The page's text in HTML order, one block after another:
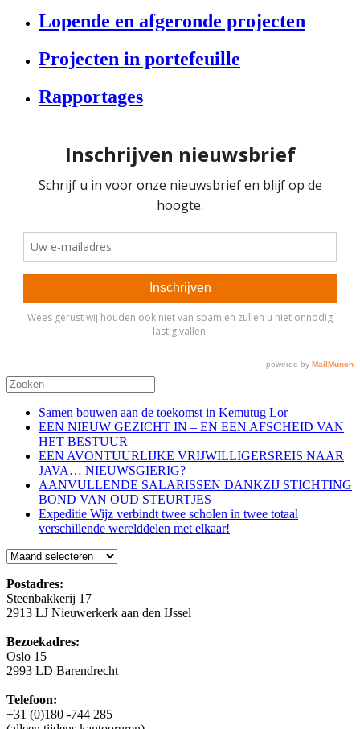
Lopende en afgeronde projecten
Projecten in portefeuille
Rapportages
Samen bouwen aan de toekomst in Kemutug Lor
EEN NIEUW GEZICHT IN – EN EEN AFSCHEID VAN
HET BESTUUR
EEN AVONTUURLIJKE VRIJWILLIGERSREIS NAAR
JAVA… NIEUWSGIERIG?
AANVULLENDE SALARISSEN DANKZIJ STICHTING
BOND VAN OUD STEURTJES
Expeditie Wijz verbindt twee scholen in twee totaal
verschillende werelddelen met elkaar!
Blog
Postadres:
Steenbakkerij 17
2913 LJ Nieuwerkerk aan den IJssel
Bezoekadres:
Oslo 15
2993 LD Barendrecht
Telefoon:
+31 (0)180 -744 285